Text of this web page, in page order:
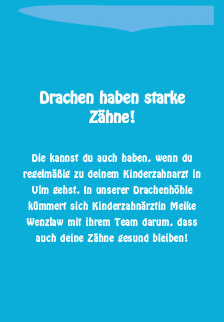
Drachen haben starke
Zähne!
Die kannst du auch haben, wenn du
regelmäßig zu deinem Kinderzahnarzt in
Ulm gehst. In unserer Drachenhöhle
kümmert sich Kinderzahnärztin Meike
Wenzlaw mit ihrem Team darum, dass
auch deine Zähne gesund bleiben!